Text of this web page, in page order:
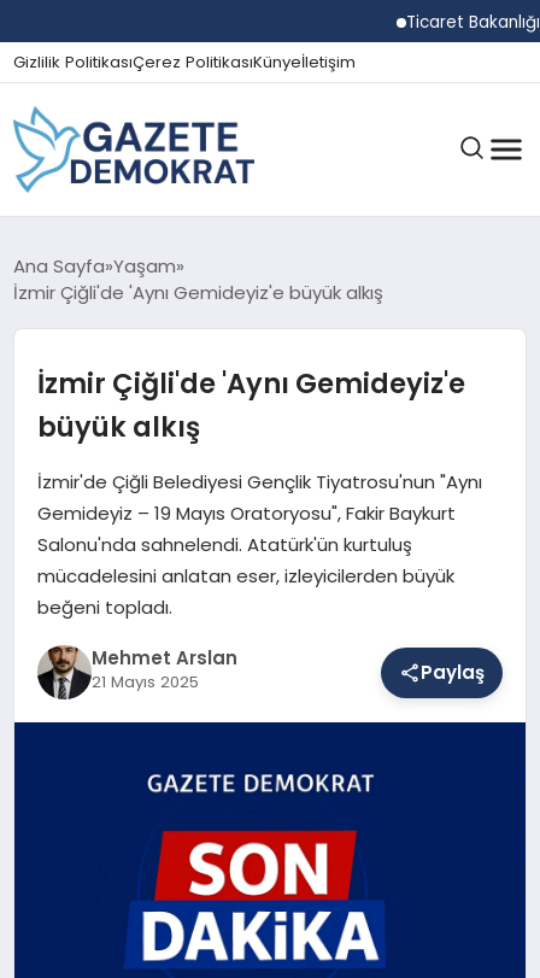
Ticaret Bakanlığı
Gizlilik PolitikasıÇerez PolitikasıKünyeİletişim
GÜNDEM
SPOR
MAGAZIN
SAĞLIK
Ana Sayfa Yaşam
İzmir Çiğli'de 'Aynı Gemideyiz'e büyük alkış
İzmir Çiğli'de 'Aynı Gemideyiz'e
büyük alkış
İzmir'de Çiğli Belediyesi Gençlik Tiyatrosu'nun "Aynı
Gemideyiz – 19 Mayıs Oratoryosu", Fakir Baykurt
Salonu'nda sahnelendi. Atatürk'ün kurtuluş
mücadelesini anlatan eser, izleyicilerden büyük
beğeni topladı.
Mehmet Arslan
21 Mayıs 2025 Paylaş